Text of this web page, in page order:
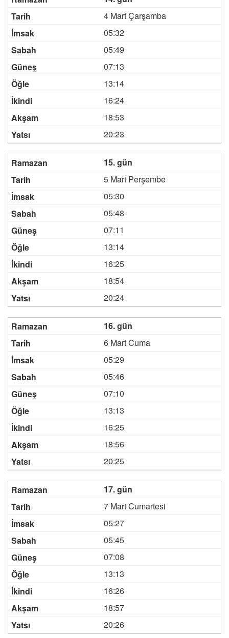
4 Mart Çarşamba
05:32
05:49
07:13
13:14
16:24
18:53
20:23
15. gün
5 Mart Perşembe
05:30
05:48
07:11
13:14
16:25
18:54
20:24
16. gün
6 Mart Cuma
05:29
05:46
07:10
13:13
16:25
18:56
20:25
17. gün
7 Mart Cumartesi
05:27
05:45
07:08
13:13
16:26
18:57
20:26